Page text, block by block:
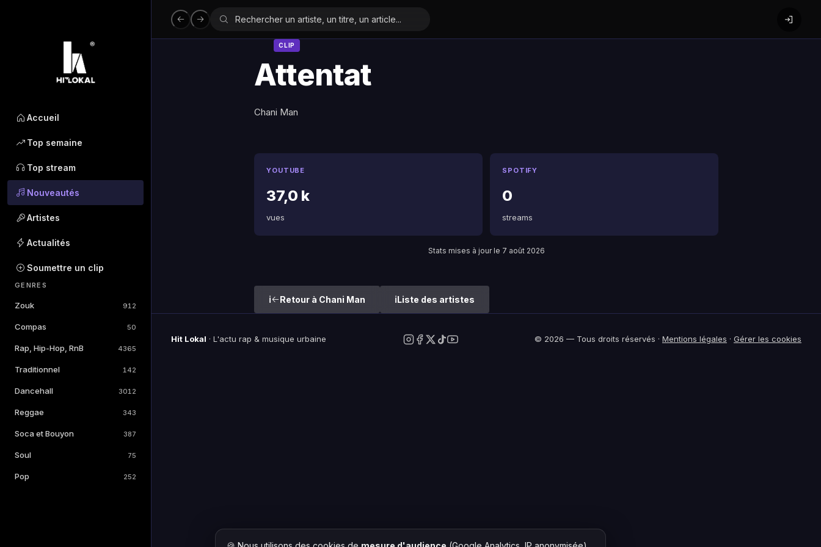
Accueil
Top semaine
Top stream
Nouveautés
Artistes
Actualités
Soumettre un clip
GENRES
Zouk 912
Compas 50
Rap, Hip-Hop, RnB 4365
Traditionnel 142
Dancehall 3012
Reggae 343
Soca et Bouyon 387
Soul 75
Pop 252
CLIP
Attentat
Chani Man
YOUTUBE
37,0 k
vues
SPOTIFY
0
streams
Stats mises à jour le 7 août 2026
Retour à Chani Man Liste des artistes
Hit Lokal · L'actu rap & musique urbaine © 2026 — Tous droits réservés · Mentions légales · Gérer les cookies